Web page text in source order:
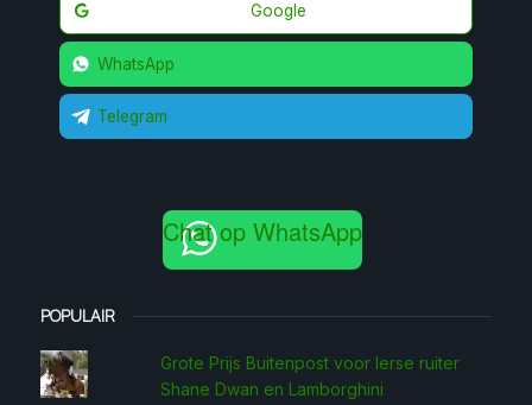
Google
WhatsApp
Telegram
Chat op WhatsApp
POPULAIR
Grote Prijs Buitenpost voor Ierse ruiter
Shane Dwan en Lamborghini